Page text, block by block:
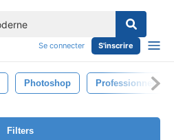
Se connecter S'inscrire
Photoshop Professionnel
Filters